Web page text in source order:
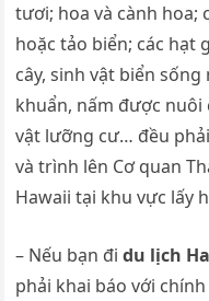
tươi; hoa và cành hoa;
hoặc tảo biển; các hạt
cây, sinh vật biển
khuẩn, nấm được nuôi
vật lưỡng cư… đều
và trình lên Cơ quan
Hawaii tại khu vực lấy
– Nếu bạn đi du lịch
phải khai báo với